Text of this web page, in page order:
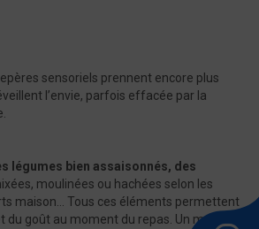
sensoriels prennent encore plus
l’envie, parfois effacée par la
légumes bien assaisonnés, des
moulinées ou hachées selon les
maison… Tous ces éléments permettent
du goût au moment du repas. Un menu